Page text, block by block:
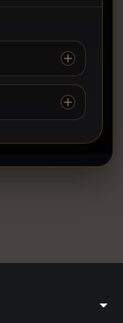
arrow_drop_down